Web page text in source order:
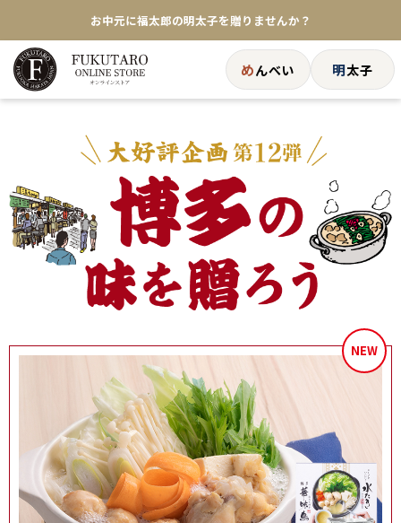
お中元に福太郎の明太子を贈りませんか？
★めんべい25周年記念商品が登場★
【色々な味を試したい方へ】ポストイン！めんべい
送料全国一律770円！10,800円以上で送料無料
めんべい 明太子
NEW